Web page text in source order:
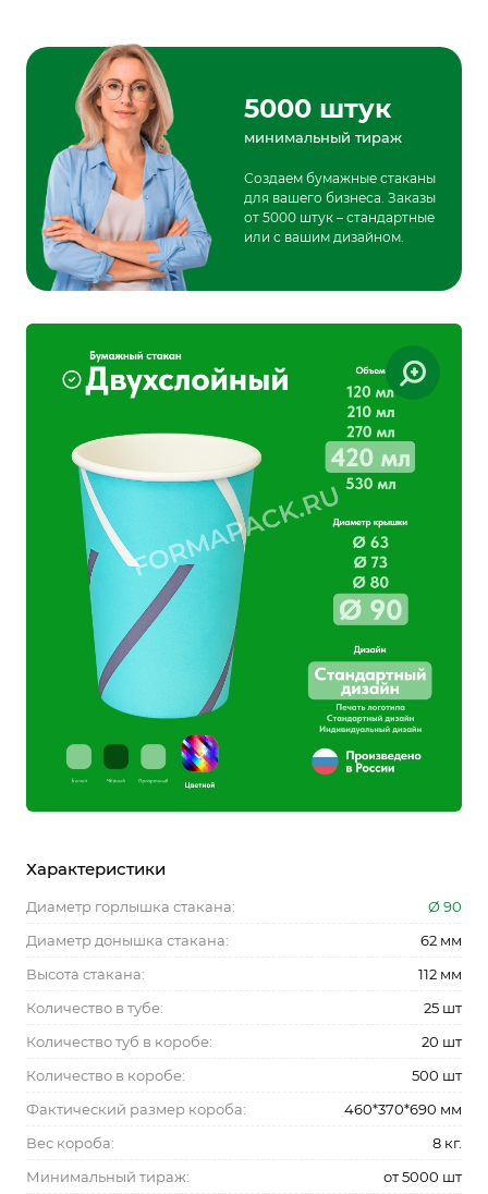
5000 штук
минимальный тираж
Создаем бумажные стаканы
для вашего бизнеса. Заказы
от 5000 штук – стандартные
или с вашим дизайном.
Характеристики
Диаметр горлышка стакана:
Ø 90
Диаметр донышка стакана:
62 мм
Высота стакана:
112 мм
Количество в тубе:
25 шт
Количество туб в коробе:
20 шт
Количество в коробе:
500 шт
Фактический размер короба:
460*370*690 мм
Вес короба:
8 кг.
Минимальный тираж:
от 5000 шт